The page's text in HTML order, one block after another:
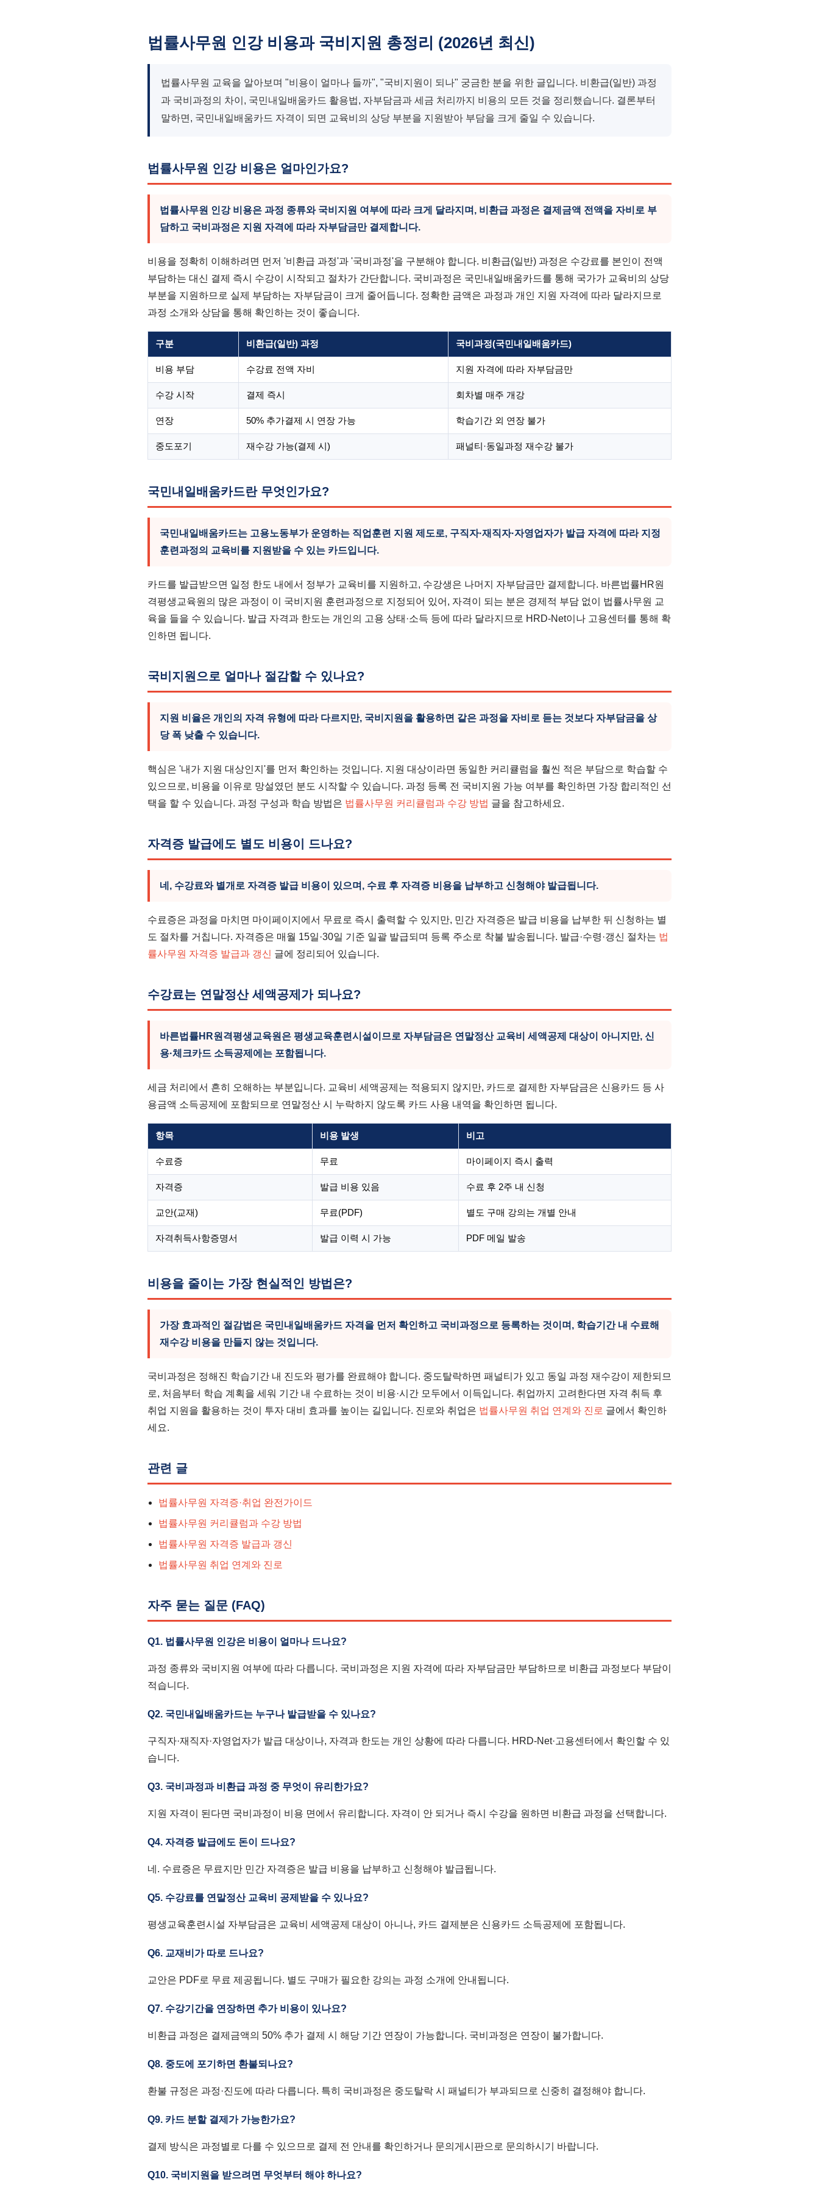
법률사무원 인강 비용과 국비지원 총정리 (2026년 최신)
법률사무원 교육을 알아보며 "비용이 얼마나 들까", "국비지원이 되나" 궁금한 분을 위한 글입니다. 비환급(일반) 과정
과 국비과정의 차이, 국민내일배움카드 활용법, 자부담금과 세금 처리까지 비용의 모든 것을 정리했습니다. 결론부터
말하면, 국민내일배움카드 자격이 되면 교육비의 상당 부분을 지원받아 부담을 크게 줄일 수 있습니다.
법률사무원 인강 비용은 얼마인가요?
법률사무원 인강 비용은 과정 종류와 국비지원 여부에 따라 크게 달라지며, 비환급 과정은 결제금액 전액을 자비로 부
담하고 국비과정은 지원 자격에 따라 자부담금만 결제합니다.
비용을 정확히 이해하려면 먼저 '비환급 과정'과 '국비과정'을 구분해야 합니다. 비환급(일반) 과정은 수강료를 본인이 전액
부담하는 대신 결제 즉시 수강이 시작되고 절차가 간단합니다. 국비과정은 국민내일배움카드를 통해 국가가 교육비의 상당
부분을 지원하므로 실제 부담하는 자부담금이 크게 줄어듭니다. 정확한 금액은 과정과 개인 지원 자격에 따라 달라지므로
과정 소개와 상담을 통해 확인하는 것이 좋습니다.
구분 비환급(일반) 과정 국비과정(국민내일배움카드)
비용 부담 수강료 전액 자비 지원 자격에 따라 자부담금만
수강 시작 결제 즉시 회차별 매주 개강
연장 50% 추가결제 시 연장 가능 학습기간 외 연장 불가
중도포기 재수강 가능(결제 시) 패널티·동일과정 재수강 불가
국민내일배움카드란 무엇인가요?
국민내일배움카드는 고용노동부가 운영하는 직업훈련 지원 제도로, 구직자·재직자·자영업자가 발급 자격에 따라 지정
훈련과정의 교육비를 지원받을 수 있는 카드입니다.
카드를 발급받으면 일정 한도 내에서 정부가 교육비를 지원하고, 수강생은 나머지 자부담금만 결제합니다. 바른법률HR원
격평생교육원의 많은 과정이 이 국비지원 훈련과정으로 지정되어 있어, 자격이 되는 분은 경제적 부담 없이 법률사무원 교
육을 들을 수 있습니다. 발급 자격과 한도는 개인의 고용 상태·소득 등에 따라 달라지므로 HRD-Net이나 고용센터를 통해 확
인하면 됩니다.
국비지원으로 얼마나 절감할 수 있나요?
지원 비율은 개인의 자격 유형에 따라 다르지만, 국비지원을 활용하면 같은 과정을 자비로 듣는 것보다 자부담금을 상
당 폭 낮출 수 있습니다.
핵심은 '내가 지원 대상인지'를 먼저 확인하는 것입니다. 지원 대상이라면 동일한 커리큘럼을 훨씬 적은 부담으로 학습할 수
있으므로, 비용을 이유로 망설였던 분도 시작할 수 있습니다. 과정 등록 전 국비지원 가능 여부를 확인하면 가장 합리적인 선
택을 할 수 있습니다. 과정 구성과 학습 방법은 법률사무원 커리큘럼과 수강 방법 글을 참고하세요.
자격증 발급에도 별도 비용이 드나요?
네, 수강료와 별개로 자격증 발급 비용이 있으며, 수료 후 자격증 비용을 납부하고 신청해야 발급됩니다.
수료증은 과정을 마치면 마이페이지에서 무료로 즉시 출력할 수 있지만, 민간 자격증은 발급 비용을 납부한 뒤 신청하는 별
도 절차를 거칩니다. 자격증은 매월 15일·30일 기준 일괄 발급되며 등록 주소로 착불 발송됩니다. 발급·수령·갱신 절차는 법
률사무원 자격증 발급과 갱신 글에 정리되어 있습니다.
수강료는 연말정산 세액공제가 되나요?
바른법률HR원격평생교육원은 평생교육훈련시설이므로 자부담금은 연말정산 교육비 세액공제 대상이 아니지만, 신
용·체크카드 소득공제에는 포함됩니다.
세금 처리에서 흔히 오해하는 부분입니다. 교육비 세액공제는 적용되지 않지만, 카드로 결제한 자부담금은 신용카드 등 사
용금액 소득공제에 포함되므로 연말정산 시 누락하지 않도록 카드 사용 내역을 확인하면 됩니다.
항목 비용 발생 비고
수료증 무료 마이페이지 즉시 출력
자격증 발급 비용 있음 수료 후 2주 내 신청
교안(교재) 무료(PDF) 별도 구매 강의는 개별 안내
자격취득사항증명서 발급 이력 시 가능 PDF 메일 발송
비용을 줄이는 가장 현실적인 방법은?
가장 효과적인 절감법은 국민내일배움카드 자격을 먼저 확인하고 국비과정으로 등록하는 것이며, 학습기간 내 수료해
재수강 비용을 만들지 않는 것입니다.
국비과정은 정해진 학습기간 내 진도와 평가를 완료해야 합니다. 중도탈락하면 패널티가 있고 동일 과정 재수강이 제한되므
로, 처음부터 학습 계획을 세워 기간 내 수료하는 것이 비용·시간 모두에서 이득입니다. 취업까지 고려한다면 자격 취득 후
취업 지원을 활용하는 것이 투자 대비 효과를 높이는 길입니다. 진로와 취업은 법률사무원 취업 연계와 진로 글에서 확인하
세요.
관련 글
법률사무원 자격증·취업 완전가이드
법률사무원 커리큘럼과 수강 방법
법률사무원 자격증 발급과 갱신
법률사무원 취업 연계와 진로
자주 묻는 질문 (FAQ)
Q1. 법률사무원 인강은 비용이 얼마나 드나요?
과정 종류와 국비지원 여부에 따라 다릅니다. 국비과정은 지원 자격에 따라 자부담금만 부담하므로 비환급 과정보다 부담이
적습니다.
Q2. 국민내일배움카드는 누구나 발급받을 수 있나요?
구직자·재직자·자영업자가 발급 대상이나, 자격과 한도는 개인 상황에 따라 다릅니다. HRD-Net·고용센터에서 확인할 수 있
습니다.
Q3. 국비과정과 비환급 과정 중 무엇이 유리한가요?
지원 자격이 된다면 국비과정이 비용 면에서 유리합니다. 자격이 안 되거나 즉시 수강을 원하면 비환급 과정을 선택합니다.
Q4. 자격증 발급에도 돈이 드나요?
네. 수료증은 무료지만 민간 자격증은 발급 비용을 납부하고 신청해야 발급됩니다.
Q5. 수강료를 연말정산 교육비 공제받을 수 있나요?
평생교육훈련시설 자부담금은 교육비 세액공제 대상이 아니나, 카드 결제분은 신용카드 소득공제에 포함됩니다.
Q6. 교재비가 따로 드나요?
교안은 PDF로 무료 제공됩니다. 별도 구매가 필요한 강의는 과정 소개에 안내됩니다.
Q7. 수강기간을 연장하면 추가 비용이 있나요?
비환급 과정은 결제금액의 50% 추가 결제 시 해당 기간 연장이 가능합니다. 국비과정은 연장이 불가합니다.
Q8. 중도에 포기하면 환불되나요?
환불 규정은 과정·진도에 따라 다릅니다. 특히 국비과정은 중도탈락 시 패널티가 부과되므로 신중히 결정해야 합니다.
Q9. 카드 분할 결제가 가능한가요?
결제 방식은 과정별로 다를 수 있으므로 결제 전 안내를 확인하거나 문의게시판으로 문의하시기 바랍니다.
Q10. 국비지원을 받으려면 무엇부터 해야 하나요?